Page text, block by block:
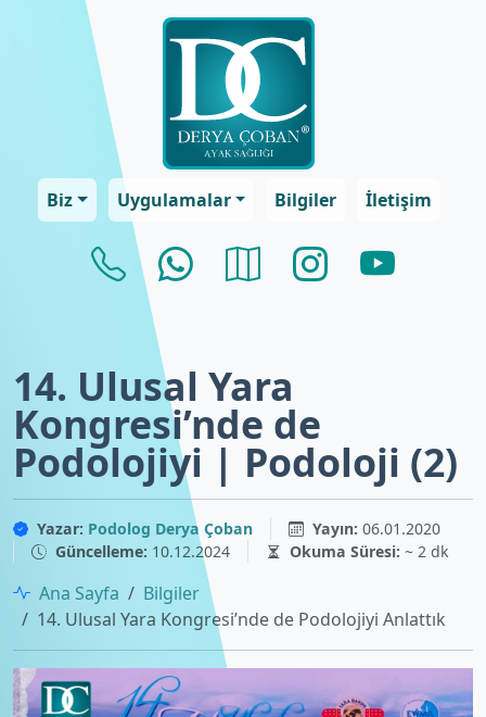
Biz Uygulamalar Bilgiler İletişim
14. Ulusal Yara
Kongresi’nde de
Podolojiyi | Podoloji (2)
Yazar: Podolog Derya Çoban Yayın: 06.01.2020
Güncelleme: 10.12.2024 Okuma Süresi: ~ 2 dk
Ana Sayfa
Bilgiler
14. Ulusal Yara Kongresi’nde de Podolojiyi Anlattık